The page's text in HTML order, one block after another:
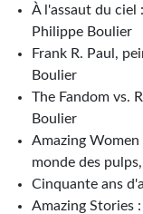
À l'assaut du ciel
Philippe Boulier
Frank R. Paul,
Boulier
The Fandom vs.
Boulier
Amazing
monde des
Cinquante ans
Amazing Stories